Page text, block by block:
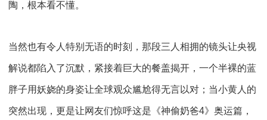
陶，根本看不懂。
当然也有令人特别无语的时刻，那段三人相拥的镜头让央视
解说都陷入了沉默，紧接着巨大的餐盖揭开，一个半裸的蓝
胖子用妖娆的身姿让全球观众尴尬得无言以对；当小黄人的
突然出现，更是让网友们惊呼这是《神偷奶爸4》奥运篇，